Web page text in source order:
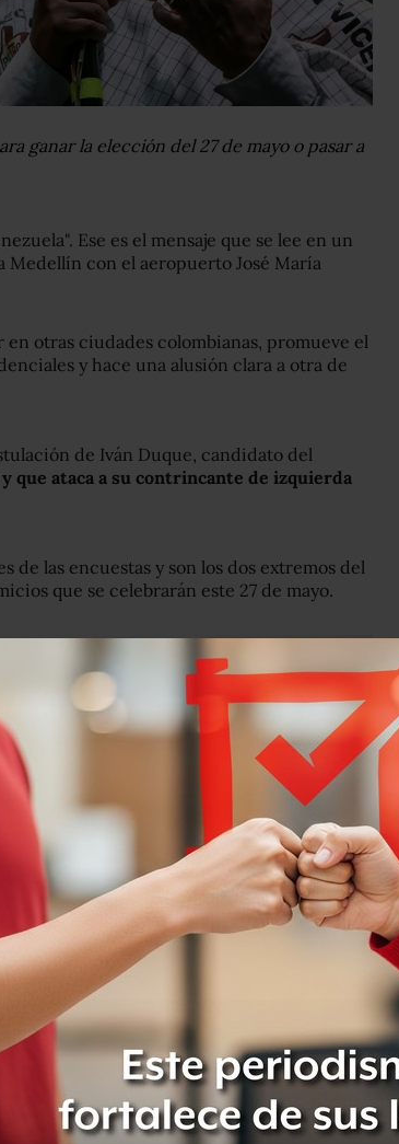
ganar la elección del 27 de mayo o pasar a
Ese es el mensaje que se lee en un
Medellín con el aeropuerto José María
otras ciudades colombianas, promueve el
y hace una alusión clara a otra de
de Iván Duque, candidato del
y que ataca a su contrincante de izquierda
de las encuestas y son los dos extremos del
que se celebrarán este 27 de mayo.
y el rol decisivo del centro político: 3
de Colombia de cara a las